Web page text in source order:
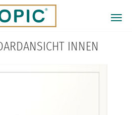
INNEN